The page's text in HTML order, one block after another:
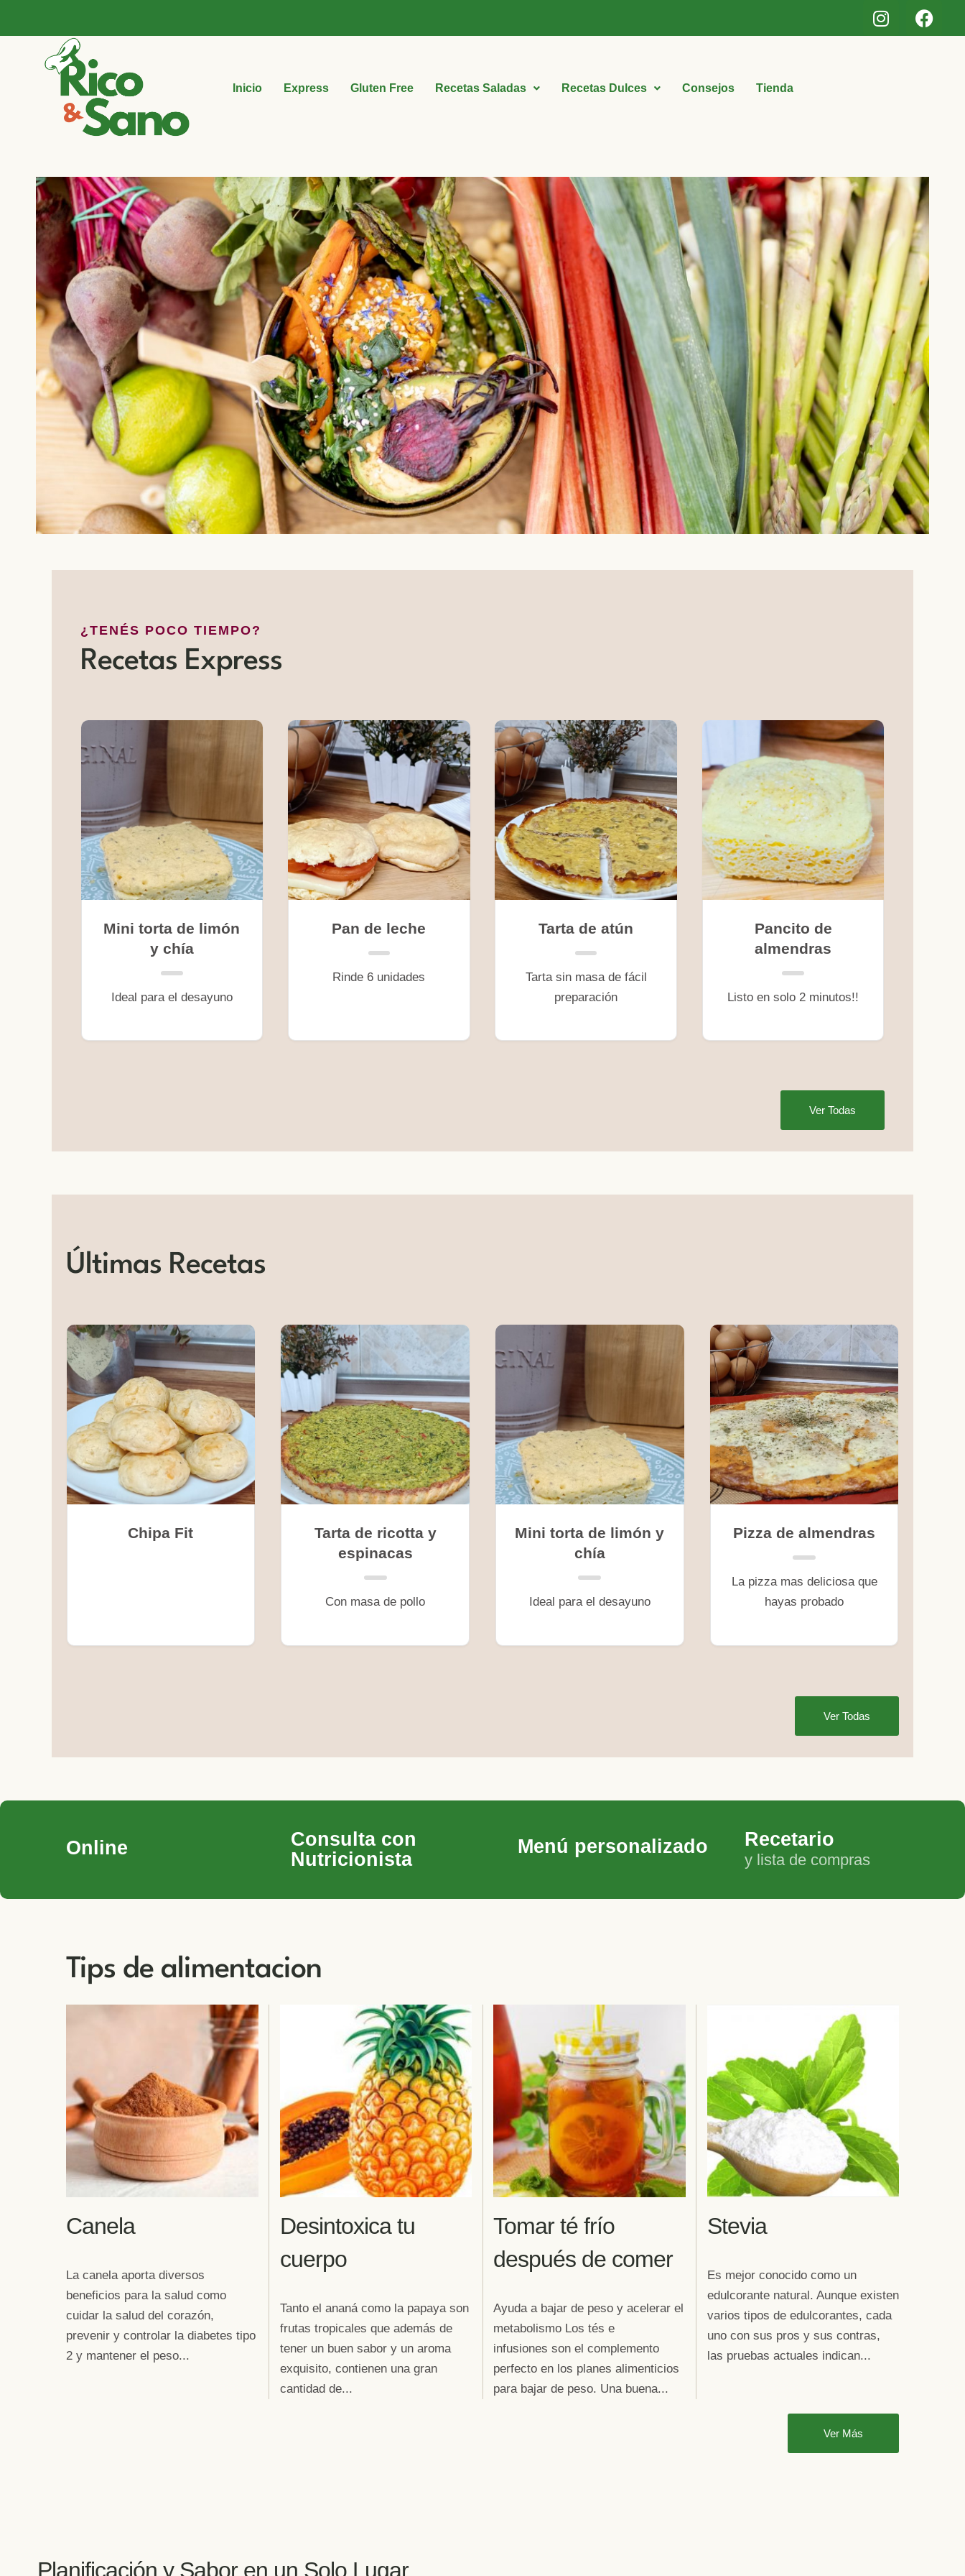
Inicio Express Gluten Free Recetas Saladas Recetas Dulces Consejos Tienda
¿TENÉS POCO TIEMPO?
Recetas Express
Mini torta de limón
y chía
Ideal para el desayuno
Pan de leche
Rinde 6 unidades
Tarta de atún
Tarta sin masa de fácil
preparación
Pancito de
almendras
Listo en solo 2 minutos!!
Ver Todas
Últimas Recetas
Chipa Fit
Tarta de ricotta y
espinacas
Con masa de pollo
Mini torta de limón y
chía
Ideal para el desayuno
Pizza de almendras
La pizza mas deliciosa que
hayas probado
Ver Todas
Online
Consulta con
Nutricionista
Menú personalizado Recetario
y lista de compras
Tips de alimentacion
Canela
La canela aporta diversos
beneficios para la salud como
cuidar la salud del corazón,
prevenir y controlar la diabetes tipo
2 y mantener el peso...
Desintoxica tu
cuerpo
Tanto el ananá como la papaya son
frutas tropicales que además de
tener un buen sabor y un aroma
exquisito, contienen una gran
cantidad de...
Tomar té frío
después de comer
Ayuda a bajar de peso y acelerar el
metabolismo Los tés e
infusiones son el complemento
perfecto en los planes alimenticios
para bajar de peso. Una buena...
Stevia
Es mejor conocido como un
edulcorante natural. Aunque existen
varios tipos de edulcorantes, cada
uno con sus pros y sus contras,
las pruebas actuales indican...
Ver Más
Planificación y Sabor en un Solo Lugar